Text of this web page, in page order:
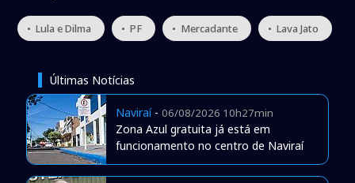
• Lula e Dilma • PF • Mercadante • Lava Jato
Últimas Notícias
Naviraí- 06/08/2026 10h27min
Zona Azul gratuita já está em
funcionamento no centro de Naviraí